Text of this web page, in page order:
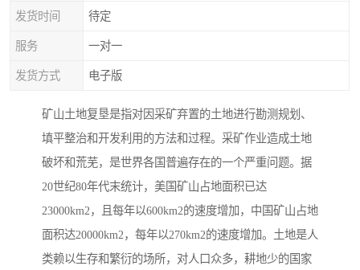
发货时间 待定
服务 一对一
发货方式 电子版
矿山土地复垦是指对因采矿弃置的土地进行勘测规划、
填平整治和开发利用的方法和过程。采矿作业造成土地
破坏和荒芜，是世界各国普遍存在的一个严重问题。据
20世纪80年代末统计，美国矿山占地面积已达
23000km2，且每年以600km2的速度增加，中国矿山占地
面积达20000km2，每年以270km2的速度增加。土地是人
类赖以生存和繁衍的场所，对人口众多，耕地少的国家